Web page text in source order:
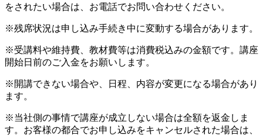
をされたい場合は、お電話でお問い合わせください。
※残席状況は申し込み手続き中に変動する場合があります。
※受講料や維持費、教材費等は消費税込みの金額です。講座
開始日前のご入金をお願いします。
※開講できない場合や、日程、内容が変更になる場合があり
ます。
※当社側の事情で講座が成立しない場合は全額を返金しま
す。お客様の都合でお申し込みをキャンセルされた場合は、